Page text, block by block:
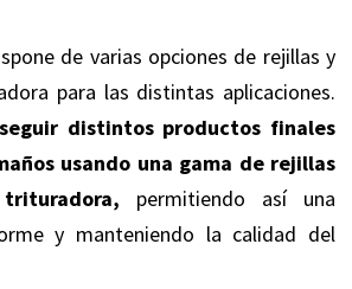
de varias opciones de rejillas y
para las distintas aplicaciones.
distintos productos finales
usando una gama de rejillas
permitiendo así una
y manteniendo la calidad del